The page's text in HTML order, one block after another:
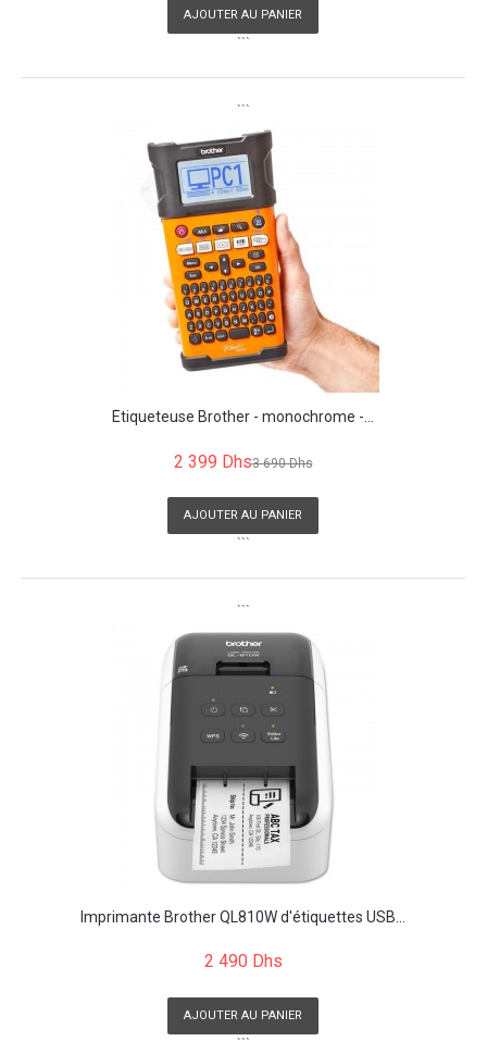
AJOUTER AU PANIER
```
```
Étiqueteuse Brother - monochrome -...
2 399 Dhs3 690 Dhs
AJOUTER AU PANIER
```
```
Imprimante Brother QL810W d'étiquettes USB...
2 490 Dhs
AJOUTER AU PANIER
```